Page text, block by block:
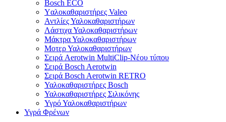
Bosch ECO
Yαλοκαθαριστήρες Valeo
Αντλίες Υαλοκαθαριστήρων
Λάστιχα Υαλοκαθαριστήρων
Μάκτρα Υαλοκαθαριστήρων
Μοτερ Υαλοκαθαριστήρων
Σειρά Aerotwin MultiClip-Νέου τύπου
Σειρά Bosch Aerotwin
Σειρά Bosch Aerotwin RETRO
Υαλοκαθαριστήρες Bosch
Υαλοκαθαριστήρες Σιλικόνης
Υγρό Υαλοκαθαριστήρων
Υγρά Φρένων